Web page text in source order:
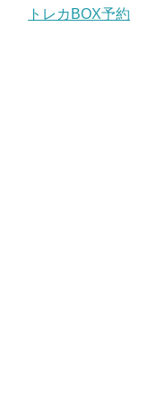
トレカBOX予約